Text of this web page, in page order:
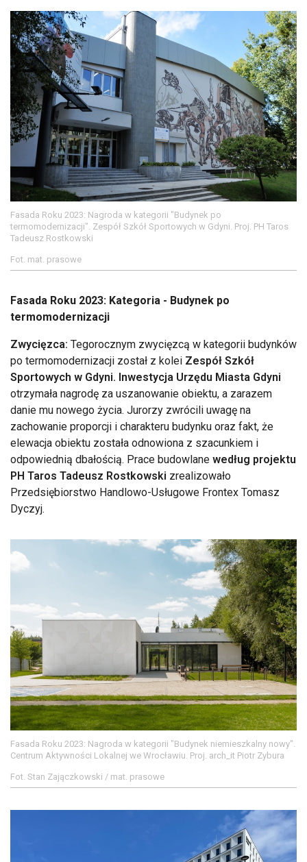
Fasada Roku 2023: Nagroda w kategorii "Budynek po
termomodernizacji". Zespół Szkół Sportowych w Gdyni. Proj. PH Taros
Tadeusz Rostkowski
Fot. mat. prasowe
Fasada Roku 2023: Kategoria - Budynek po
termomodernizacji
Zwycięzca: Tegorocznym zwycięzcą w kategorii budynków
po termomodernizacji został z kolei Zespół Szkół
Sportowych w Gdyni. Inwestycja Urzędu Miasta Gdyni
otrzymała nagrodę za uszanowanie obiektu, a zarazem
danie mu nowego życia. Jurorzy zwrócili uwagę na
zachowanie proporcji i charakteru budynku oraz fakt, że
elewacja obiektu została odnowiona z szacunkiem i
odpowiednią dbałością. Prace budowlane według projektu
PH Taros Tadeusz Rostkowski zrealizowało
Przedsiębiorstwo Handlowo-Usługowe Frontex Tomasz
Dyczyj.
Fasada Roku 2023: Nagroda w kategorii "Budynek niemieszkalny nowy".
Centrum Aktywności Lokalnej we Wrocławiu. Proj. arch_it Piotr Zybura
Fot. Stan Zajączkowski / mat. prasowe